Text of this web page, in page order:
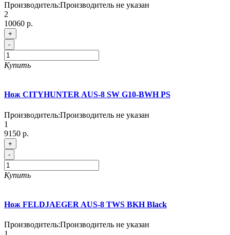
Производитель:Производитель не указан
2
10060 р.
+
-
Купить
Нож CITYHUNTER AUS-8 SW G10-BWH PS
Производитель:Производитель не указан
1
9150 р.
+
-
Купить
Нож FELDJAEGER AUS-8 TWS BKH Black
Производитель:Производитель не указан